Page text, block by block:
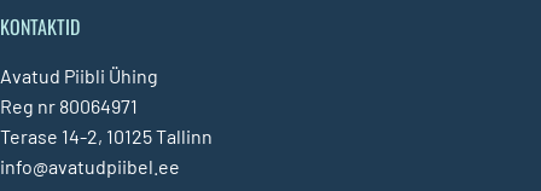
KONTAKTID
Avatud Piibli Ühing
Reg nr 80064971
Terase 14-2, 10125 Tallinn
info@avatudpiibel.ee